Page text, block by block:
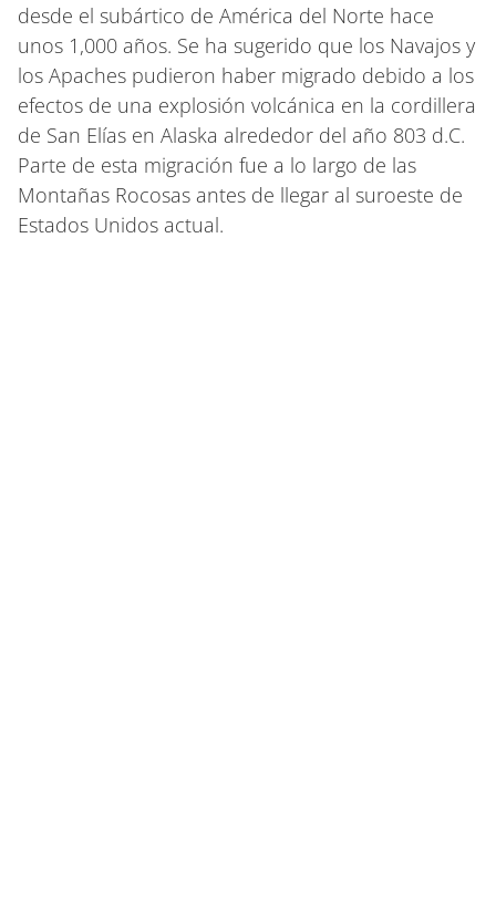
desde el subártico de América del Norte hace
unos 1,000 años. Se ha sugerido que los Navajos y
los Apaches pudieron haber migrado debido a los
efectos de una explosión volcánica en la cordillera
de San Elías en Alaska alrededor del año 803 d.C.
Parte de esta migración fue a lo largo de las
Montañas Rocosas antes de llegar al suroeste de
Estados Unidos actual.